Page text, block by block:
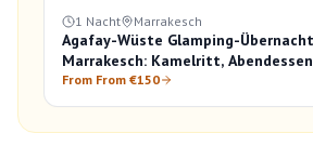
1 Nacht Marrakesch
Agafay-Wüste Glamping-
Marrakesch: Kamelritt,
Sonnenaufgang
From From €150